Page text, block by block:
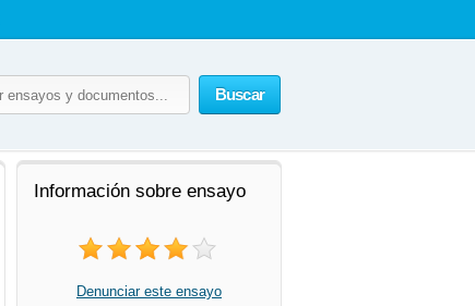
Buscar
Información sobre ensayo
Denunciar este ensayo